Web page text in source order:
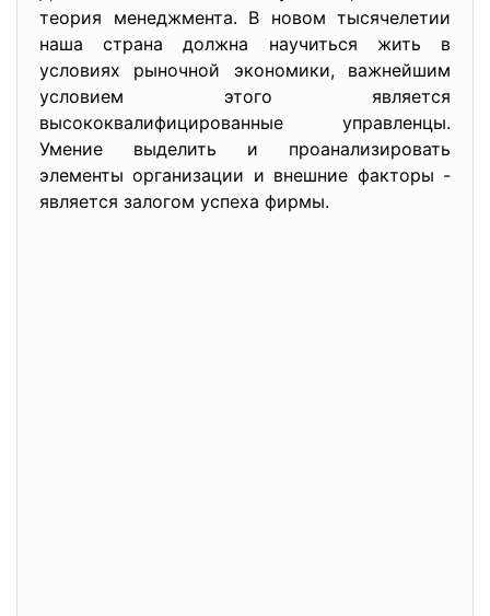
теория менеджмента. В новом тысячелетии
наша страна должна научиться жить в
условиях рыночной экономики, важнейшим
условием этого является
высококвалифицированные управленцы.
Умение выделить и проанализировать
элементы организации и внешние факторы -
является залогом успеха фирмы.